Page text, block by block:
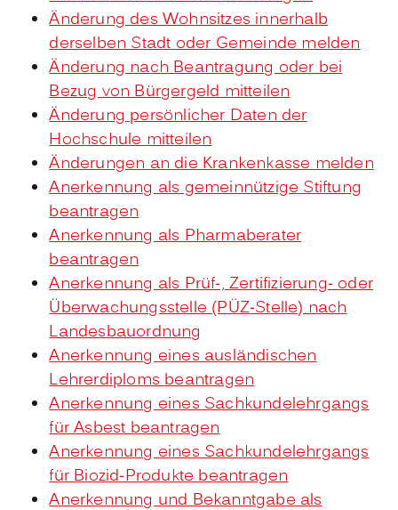
Änderung des Wohnsitzes innerhalb
derselben Stadt oder Gemeinde melden
Änderung nach Beantragung oder bei
Bezug von Bürgergeld mitteilen
Änderung persönlicher Daten der
Hochschule mitteilen
Änderungen an die Krankenkasse melden
Anerkennung als gemeinnützige Stiftung
beantragen
Anerkennung als Pharmaberater
beantragen
Anerkennung als Prüf-, Zertifizierung- oder
Überwachungsstelle (PÜZ-Stelle) nach
Landesbauordnung
Anerkennung eines ausländischen
Lehrerdiploms beantragen
Anerkennung eines Sachkundelehrgangs
für Asbest beantragen
Anerkennung eines Sachkundelehrgangs
für Biozid-Produkte beantragen
Anerkennung und Bekanntgabe als